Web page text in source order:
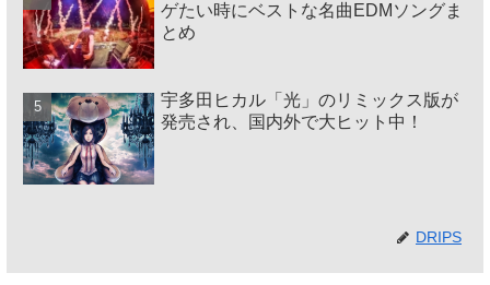
ゲたい時にベストな名曲EDMソングま
とめ
宇多田ヒカル「光」のリミックス版が
発売され、国内外で大ヒット中！
DRIPS